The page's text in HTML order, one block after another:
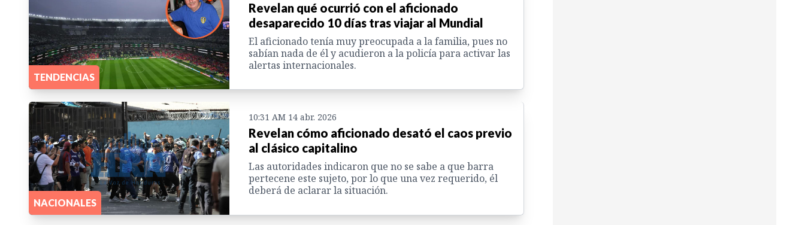
TENDENCIAS
Revelan qué ocurrió con el aficionado
desaparecido 10 días tras viajar al Mundial
El aficionado tenía muy preocupada a la familia, pues no
sabían nada de él y acudieron a la policía para activar las
alertas internacionales.
NACIONALES
10:31 AM 14 abr. 2026
Revelan cómo aficionado desató el caos previo
al clásico capitalino
Las autoridades indicaron que no se sabe a que barra
pertecene este sujeto, por lo que una vez requerido, él
deberá de aclarar la situación.